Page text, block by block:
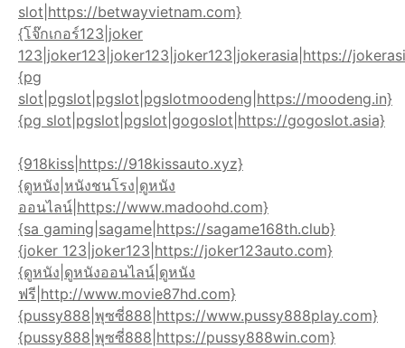
slot|https://betwayvietnam.com}
{โจ๊กเกอร์123|joker
123|joker123|joker123|joker123|jokerasia|https://
{pg
slot|pgslot|pgslot|pgslotmoodeng|https://moodeng.in}
{pg slot|pgslot|pgslot|gogoslot|https://gogoslot.asia}
{918kiss|https://918kissauto.xyz}
{ดูหนัง|หนังชนโรง|ดูหนัง
ออนไลน์|https://www.madoohd.com}
{sa gaming|sagame|https://sagame168th.club}
{joker 123|joker123|https://joker123auto.com}
{ดูหนัง|ดูหนังออนไลน์|ดูหนัง
ฟรี|http://www.movie87hd.com}
{pussy888|พุซซี่888|https://www.pussy888play.com}
{pussy888|พุซซี่888|https://pussy888win.com}